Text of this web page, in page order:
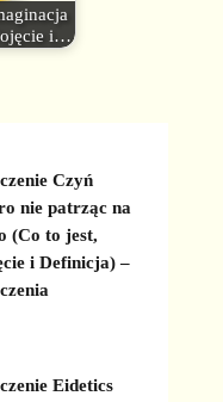
i…
Czyń
nie patrząc na
(Co to jest,
i Definicja) –
Eidetics